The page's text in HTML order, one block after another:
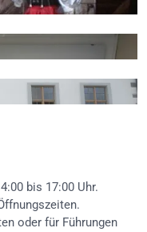
bis 17:00 Uhr.
oder für Führungen